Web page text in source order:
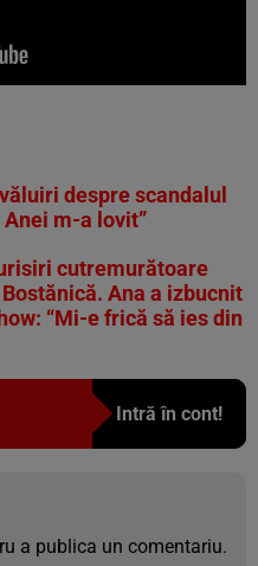
despre scandalul
m-a lovit”
cutremurătoare
Ana a izbucnit
“Mi-e frică să ies din
Intră în cont!
a publica un comentariu.